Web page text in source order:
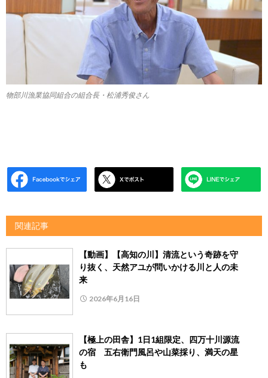
物部川漁業協同組合の組合長・松浦秀俊さん
関連記事
【動画】【高知の川】清流という奇跡を守
り抜く、天然アユが問いかける川と人の未
来
2026年6月16日
【極上の田舎】1日1組限定、四万十川源流
の宿 五右衛門風呂や山菜採り、満天の星
も